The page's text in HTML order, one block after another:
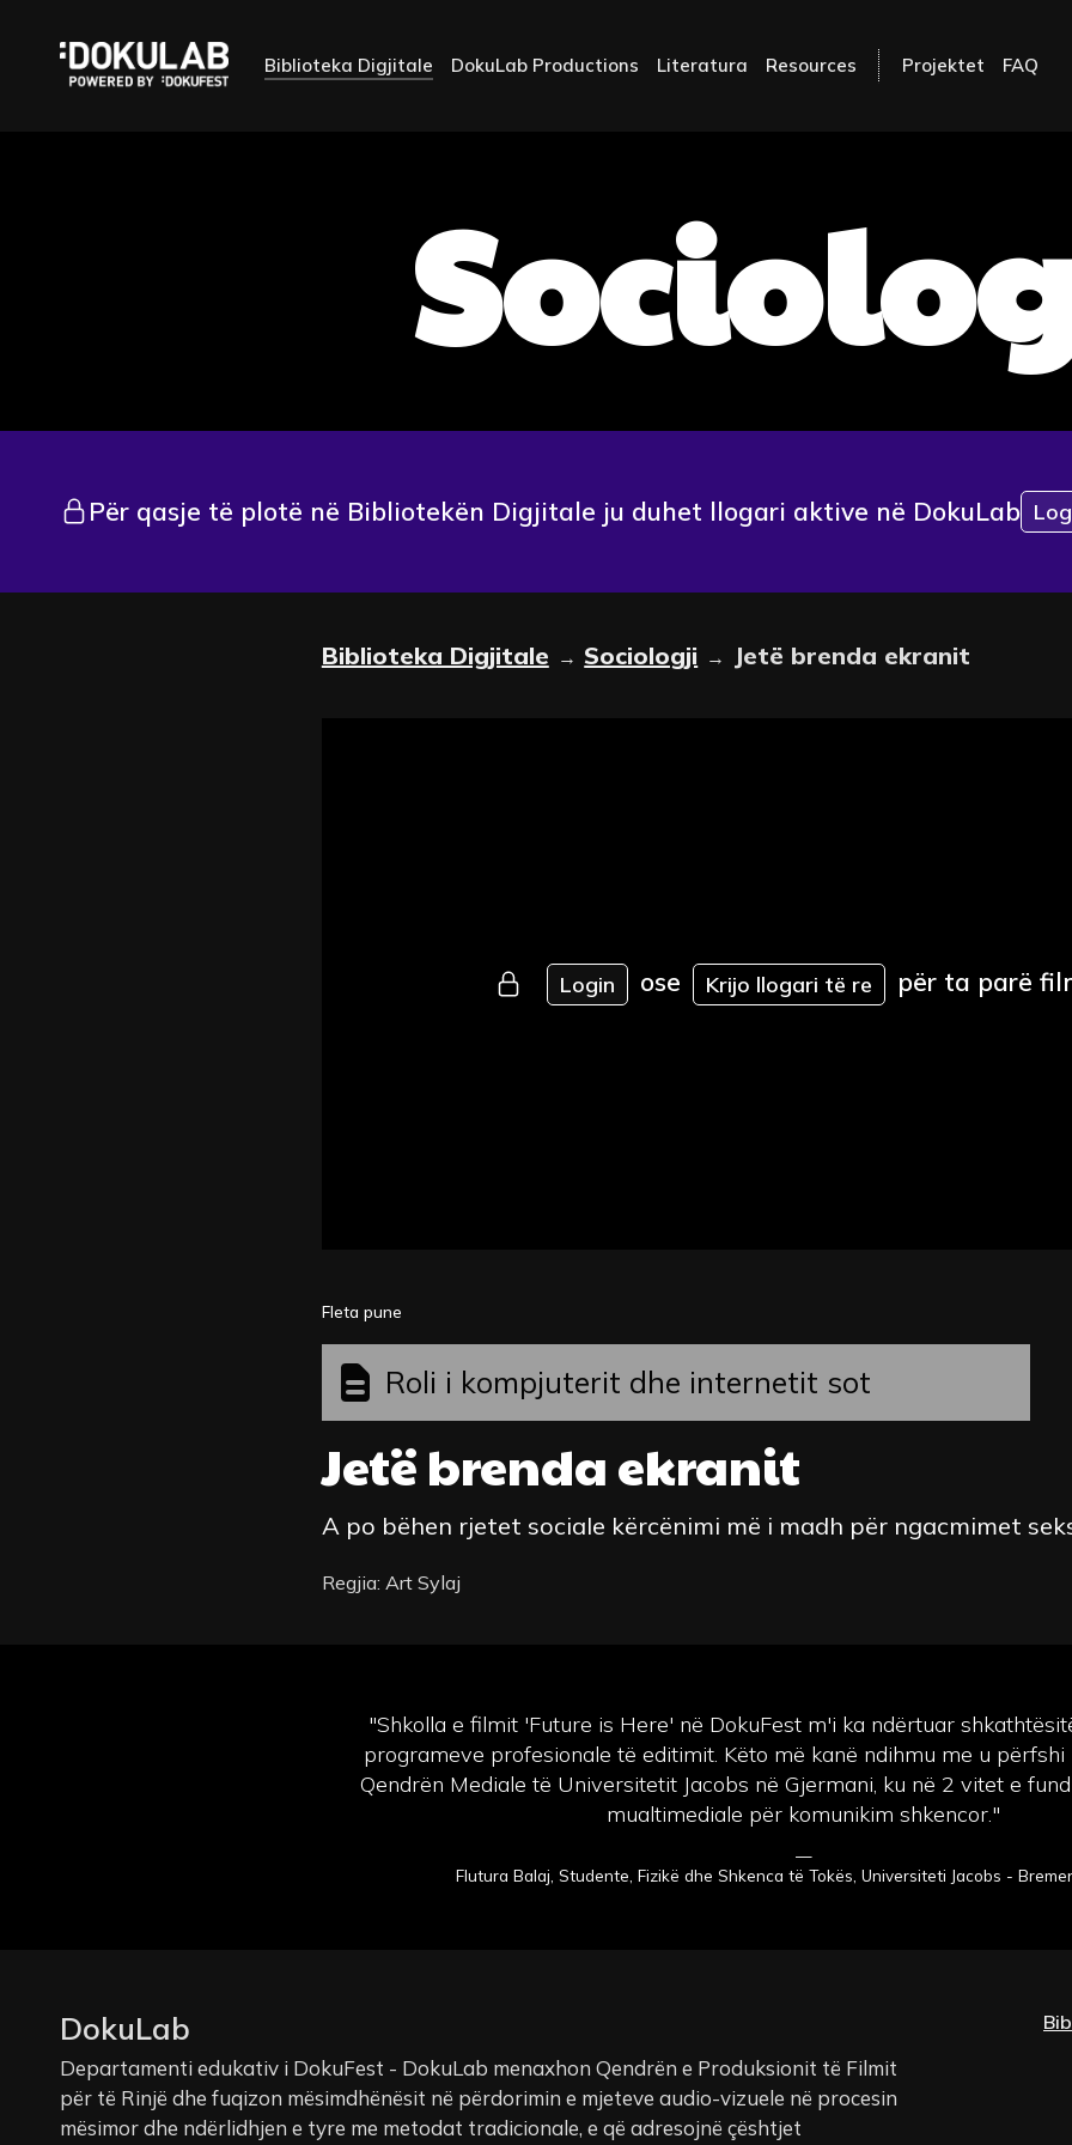
Biblioteka Digjitale DokuLab Productions Literatura Resources Projektet FAQ
Për qasje të plotë në Bibliotekën Digjitale ju duhet llogari aktive në DokuLab
Biblioteka Digjitale → Sociologji → Jetë brenda ekranit
Login ose Krijo llogari të re për ta parë
Fleta pune
Roli i kompjuterit dhe internetit sot
Jetë brenda ekranit
A po bëhen rjetet sociale kërcënimi më i madh për ngacmimet
Regjia: Art Sylaj
"Shkolla e filmit 'Future is Here' në DokuFest m'i ka ndërtuar
programeve profesionale të editimit. Këto më kanë ndihmu me u
Qendrën Mediale të Universitetit Jacobs në Gjermani, ku në 2 vitet e
mualtimediale për komunikim shkencor."
—
Flutura Balaj, Studente, Fizikë dhe Shkenca të Tokës, Universiteti Jacobs -
DokuLab
Departamenti edukativ i DokuFest - DokuLab menaxhon Qendrën e Produksionit të Filmit
për të Rinjë dhe fuqizon mësimdhënësit në përdorimin e mjeteve audio-vizuele në procesin
mësimor dhe ndërlidhjen e tyre me metodat tradicionale, e që adresojnë çështjet